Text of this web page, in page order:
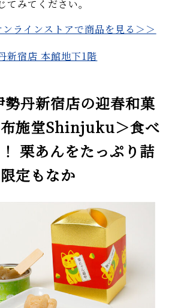
てみてください。
ラインストアで商品を見る＞＞
新宿店 本館地下1階
勢丹新宿店の迎春和菓
施堂Shinjuku＞食べ
栗あんをたっぷり詰
定もなか